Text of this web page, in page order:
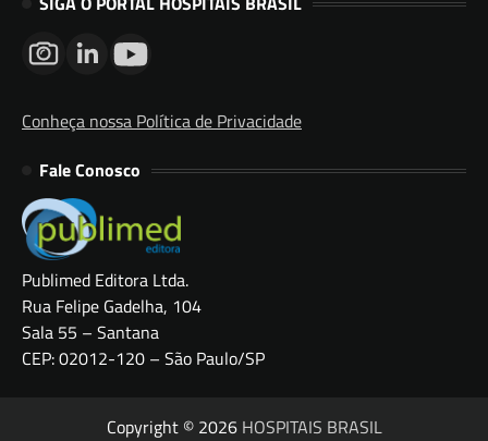
Conheça nossa Política de Privacidade
Fale Conosco
Publimed Editora Ltda.
Rua Felipe Gadelha, 104
Sala 55 – Santana
CEP: 02012-120 – São Paulo/SP
Copyright © 2026 HOSPITAIS BRASIL